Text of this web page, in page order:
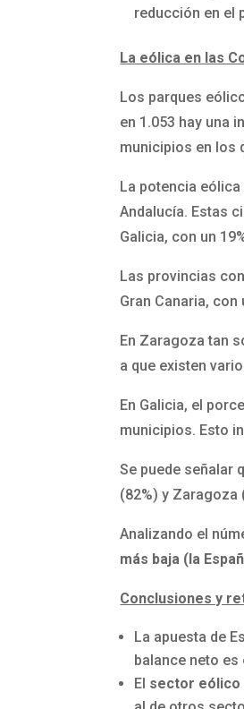
reducción en el
La eólica en las
Los parques
en 1.053 hay una
municipios en los
La potencia
Andalucía. Estas
Galicia, con un
Las provincias
Gran Canaria, con
En Zaragoza tan
a que existen
En Galicia, el
municipios. Esto
Se puede señalar
(82%) y Zaragoza
Analizando el
más baja (la
Conclusiones y
La apuesta de
balance neto
El sector eólico